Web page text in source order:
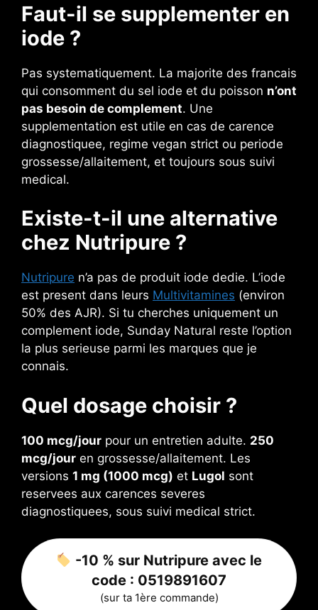
Faut-il se supplementer en
iode ?
Pas systematiquement. La majorite des francais
qui consomment du sel iode et du poisson n’ont
pas besoin de complement. Une
supplementation est utile en cas de carence
diagnostiquee, regime vegan strict ou periode
grossesse/allaitement, et toujours sous suivi
medical.
Existe-t-il une alternative
chez Nutripure ?
Nutripure n’a pas de produit iode dedie. L’iode
est present dans leurs Multivitamines (environ
50% des AJR). Si tu cherches uniquement un
complement iode, Sunday Natural reste l’option
la plus serieuse parmi les marques que je
connais.
Quel dosage choisir ?
100 mcg/jour pour un entretien adulte. 250
mcg/jour en grossesse/allaitement. Les
versions 1 mg (1000 mcg) et Lugol sont
reservees aux carences severes
diagnostiquees, sous suivi medical strict.
-10 % sur Nutripure avec le
code : 0519891607
(sur ta 1ère commande)